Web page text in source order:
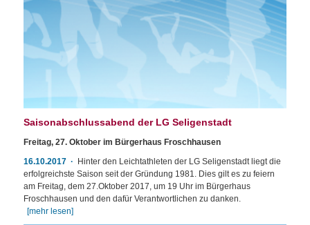
Saisonabschlussabend der LG Seligenstadt
Freitag, 27. Oktober im Bürgerhaus Froschhausen
16.10.2017
Hinter den Leichtathleten der LG Seligenstadt liegt die
erfolgreichste Saison seit der Gründung 1981. Dies gilt es zu feiern
am Freitag, dem 27.Oktober 2017, um 19 Uhr im Bürgerhaus
Froschhausen und den dafür Verantwortlichen zu danken.
[mehr lesen]